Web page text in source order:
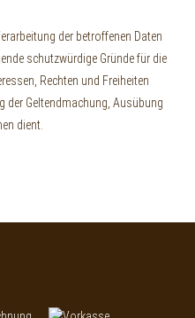
der betroffenen Daten
schutzwürdige Gründe für die
Rechten und Freiheiten
der Geltendmachung, Ausübung
dient.